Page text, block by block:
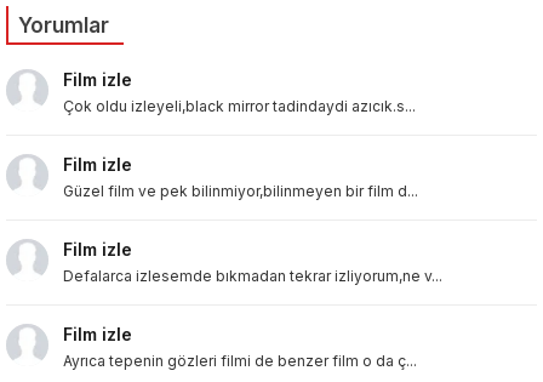
Yorumlar
Film izle
Çok oldu izleyeli,black mirror tadindaydi azıcık.s...
Film izle
Güzel film ve pek bilinmiyor,bilinmeyen bir film d...
Film izle
Defalarca izlesemde bıkmadan tekrar izliyorum,ne v...
Film izle
Ayrıca tepenin gözleri filmi de benzer film o da ç...